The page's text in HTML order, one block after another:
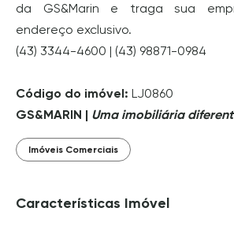
da GS&Marin e traga sua
endereço exclusivo.
(43) 3344-4600 | (43) 98871-0984
Código do imóvel: LJ0860
GS&MARIN | Uma imobiliária
Imóveis Comerciais
Características Imóvel